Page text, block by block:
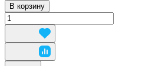
В корзину